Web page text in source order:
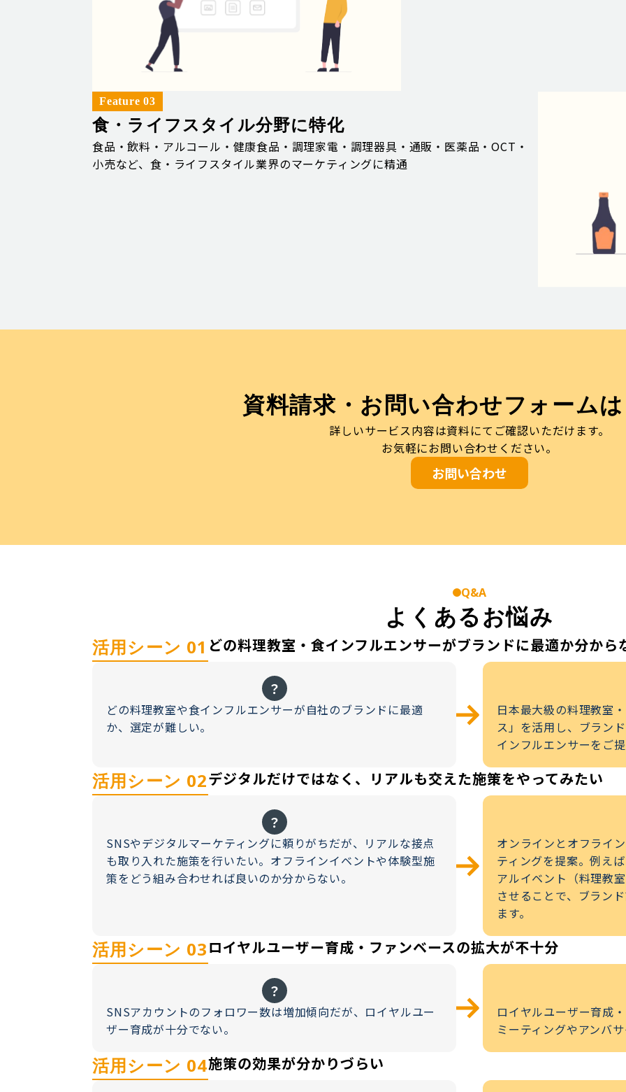
Feature 03
食・ライフスタイル分野に特化
食品・飲料・アルコール・健康食品・調理家電・調理器具・通販・医薬品・OCT・
小売など、食・ライフスタイル業界のマーケティングに精通
資料請求・お問い合わせフォーム
詳しいサービス内容は資料にてご確認いただけます。
お気軽にお問い合わせください。
お問い合わせ
Q&A
よくあるお悩み
活用シーン 01 どの料理教室・食インフルエンサーがブランドに最適か分から
？
どの料理教室や食インフルエンサーが自社のブランドに最適
か、選定が難しい。
日本最大級の料理教室
ス」を活用し、ブラン
インフルエンサーをご
活用シーン 02デジタルだけではなく、リアルも交えた施策をやってみたい
？
SNSやデジタルマーケティングに頼りがちだが、リアルな接点
も取り入れた施策を行いたい。オフラインイベントや体験型施
策をどう組み合わせれば良いのか分からない。
オンラインとオフライ
ティングを提案。例え
アルイベント（料理教
させることで、ブラン
ます。
活用シーン 03ロイヤルユーザー育成・ファンベースの拡大が不十分
？
SNSアカウントのフォロワー数は増加傾向だが、ロイヤルユー
ザー育成が十分でない。
ロイヤルユーザー育成
ミーティングやアンバ
活用シーン 04施策の効果が分かりづらい